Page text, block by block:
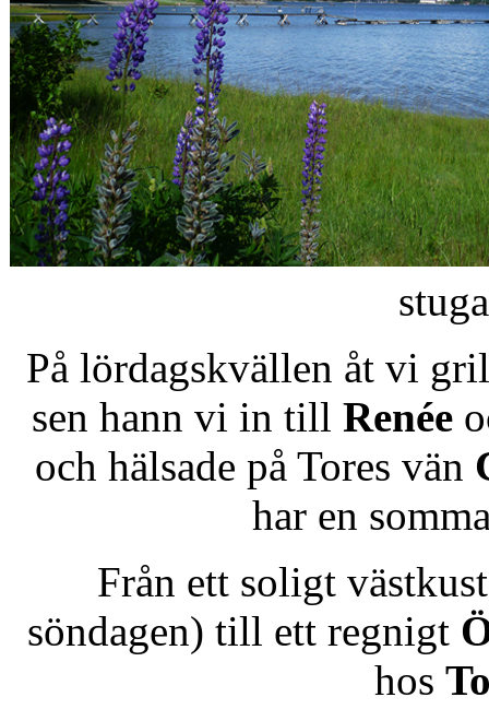
På lördagskvällen åt vi
sen hann vi in till Renée
och hälsade på Tores vän
har en
Från ett soligt
söndagen) till ett regnigt
hos